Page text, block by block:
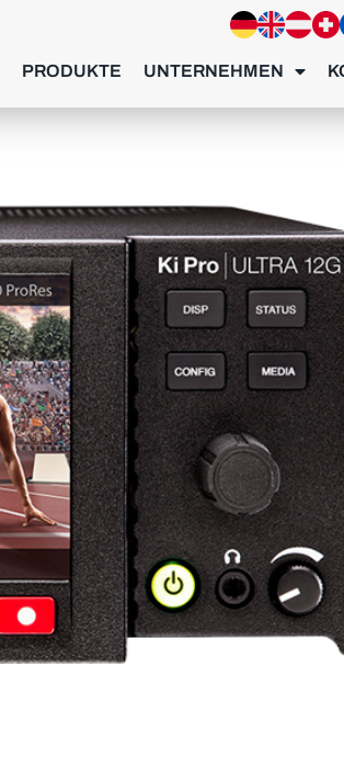
PRODUKTE UNTERNEHMEN